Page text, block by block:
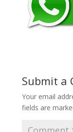
Submit a
Your email
fields are